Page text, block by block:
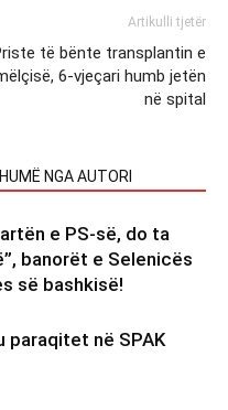
Artikulli tjetër
të bënte transplantin e
6-vjeçari humb jetën
në spital
NGA AUTORI
e PS-së, do ta
banorët e Selenicës
së bashkisë!
paraqitet në SPAK